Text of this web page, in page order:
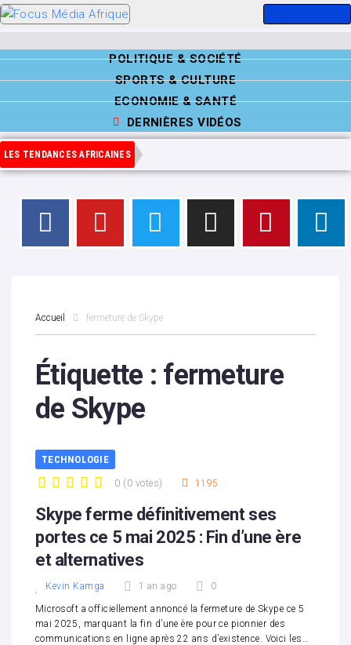
POLITIQUE & SOCIÉTÉ
SPORTS & CULTURE
ECONOMIE & SANTÉ
DERNIÈRES VIDÉOS
LES TENDANCES AFRICAINES
Accueil fermeture de Skype
Étiquette : fermeture
de Skype
TECHNOLOGIE
0 ( 0 votes) 1195
Skype ferme définitivement ses
portes ce 5 mai 2025 : Fin d’une ère
et alternatives
Kevin Kamga 1 an ago 0
Microsoft a officiellement annoncé la fermeture de Skype ce 5
mai 2025, marquant la fin d’une ère pour ce pionnier des
communications en ligne après 22 ans d’existence. Voici les…